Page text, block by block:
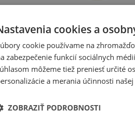
Nekton Makrela 240 g
2,23 €
skladom
cookies a
cookie používame na
zabezpečenie funkcií sociálnych
môžeme tiež preniesť určité
a merania účinnosti
ZOBRAZIŤ PODROBNOSTI